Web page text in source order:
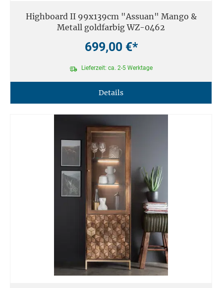
Highboard II 99x139cm "Assuan" Mango &
Metall goldfarbig WZ-0462
699,00 €*
Lieferzeit: ca. 2-5 Werktage
Details